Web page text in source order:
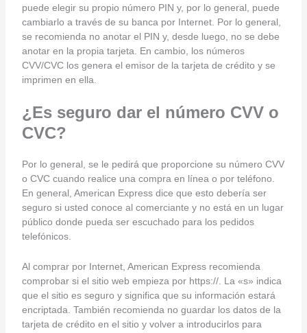
puede elegir su propio número PIN y, por lo general, puede
cambiarlo a través de su banca por Internet. Por lo general,
se recomienda no anotar el PIN y, desde luego, no se debe
anotar en la propia tarjeta. En cambio, los números
CVV/CVC los genera el emisor de la tarjeta de crédito y se
imprimen en ella.
¿Es seguro dar el número CVV o
CVC?
Por lo general, se le pedirá que proporcione su número CVV
o CVC cuando realice una compra en línea o por teléfono.
En general, American Express dice que esto debería ser
seguro si usted conoce al comerciante y no está en un lugar
público donde pueda ser escuchado para los pedidos
telefónicos.
Al comprar por Internet, American Express recomienda
comprobar si el sitio web empieza por https://. La «s» indica
que el sitio es seguro y significa que su información estará
encriptada. También recomienda no guardar los datos de la
tarjeta de crédito en el sitio y volver a introducirlos para